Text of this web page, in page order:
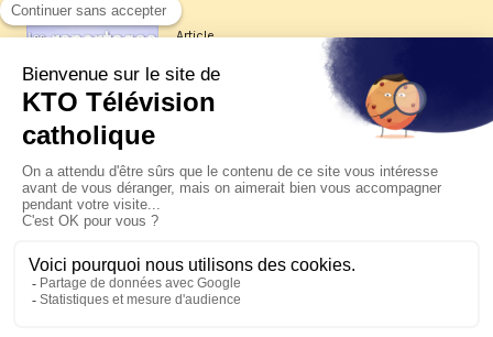
Article
Les reportages d'été 2026 de KTO
La visite pastorale du pape Léon
XIV à Assise à suivre sur KTO le
jeudi 6 août
Le pape en Uruguay, Argentine et
Pérou du 6 au 17 novembre 2026